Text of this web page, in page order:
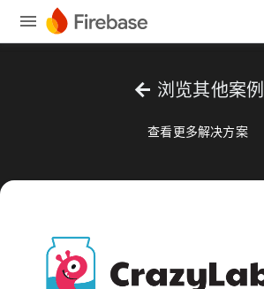
arrow_back 浏览其他案例
查看更多解决方案